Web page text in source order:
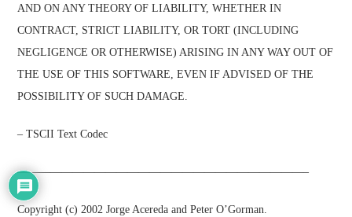
AND ON ANY THEORY OF LIABILITY, WHETHER IN
CONTRACT, STRICT LIABILITY, OR TORT (INCLUDING
NEGLIGENCE OR OTHERWISE) ARISING IN ANY WAY OUT OF
THE USE OF THIS SOFTWARE, EVEN IF ADVISED OF THE
POSSIBILITY OF SUCH DAMAGE.
– TSCII Text Codec
——————————————————————————–
Copyright (c) 2002 Jorge Acereda and Peter O’Gorman.